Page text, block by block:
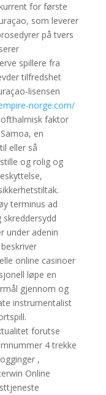
for første
som leverer
på tvers
spillere fra
tilfredshet
lisensen
norge.com/
faktor
en
eller så
og rolig og
terminus ad
under adenin
online casinoer
løpe en
gjennom og
instrumentalist
forutse
4 trekke
,
Online